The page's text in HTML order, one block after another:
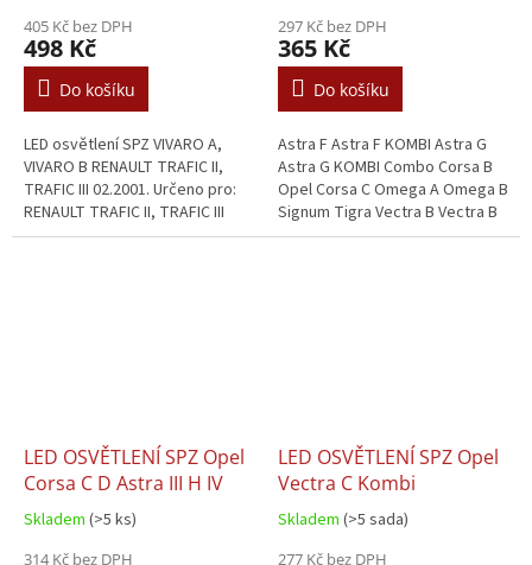
405 Kč bez DPH
498 Kč
Do košíku
LED osvětlení SPZ VIVARO A,
VIVARO B RENAULT TRAFIC II,
TRAFIC III 02.2001. Určeno pro:
RENAULT TRAFIC II, TRAFIC III
02.2001.
297 Kč bez DPH
365 Kč
Do košíku
Astra F Astra F KOMBI Astra G
Astra G KOMBI Combo Corsa B
Opel Corsa C Omega A Omega B
Signum Tigra Vectra B Vectra B
KOMBI Vectra B LIFTBACK Zafira
LED OSVĚTLENÍ SPZ Opel
Corsa C D Astra III H IV
Skladem (>5 ks)
314 Kč bez DPH
LED OSVĚTLENÍ SPZ Opel
Vectra C Kombi
Skladem (>5 sada)
277 Kč bez DPH